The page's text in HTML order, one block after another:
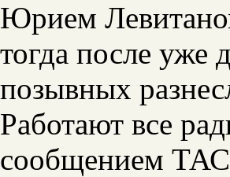
Юрием
тогда после
позывных
Работают все
сообщением